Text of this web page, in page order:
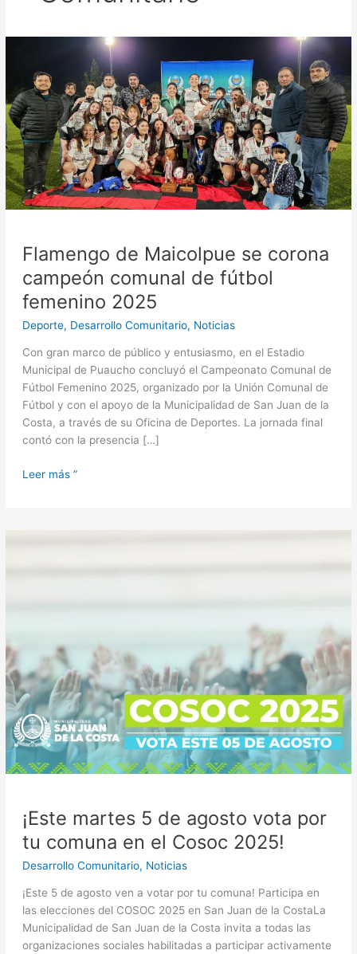
Flamengo de Maicolpue se corona
campeón comunal de fútbol
femenino 2025
Deporte, Desarrollo Comunitario, Noticias
Con gran marco de público y entusiasmo, en el Estadio
Municipal de Puaucho concluyó el Campeonato Comunal de
Fútbol Femenino 2025, organizado por la Unión Comunal de
Fútbol y con el apoyo de la Municipalidad de San Juan de la
Costa, a través de su Oficina de Deportes. La jornada final
contó con la presencia […]
Maicolpue
se
corona
campeón
comunal
de
fútbol
femenino
Leer más ”
¡Este martes 5 de agosto vota por
tu comuna en el Cosoc 2025!
Desarrollo Comunitario, Noticias
¡Este 5 de agosto ven a votar por tu comuna! Participa en
las elecciones del COSOC 2025 en San Juan de la CostaLa
Municipalidad de San Juan de la Costa invita a todas las
organizaciones sociales habilitadas a participar activamente
comuna
en
el
Cosoc
2025!